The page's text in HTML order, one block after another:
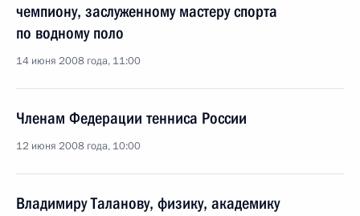
чемпиону, заслуженному мастеру спорта
по водному поло
14 июня 2008 года, 11:00
Членам Федерации тенниса России
12 июня 2008 года, 10:00
Владимиру Таланову, физику, академику